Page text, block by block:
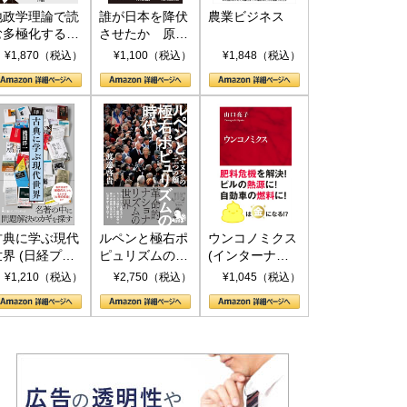
政学理論で読
多極化する世
トランプと
¥1,870（税込）
誰が日本を降伏
させたか 原爆
投下、ソ連参
(PHP新書)
¥1,100（税込）
農業ビジネス
¥1,848（税込）
典に学ぶ現代
界 (日経プレ
アシリーズ)
¥1,210（税込）
ルペンと極右ポ
ピュリズムの時
代：〈ヤヌス〉
¥2,750（税込）
ウンコノミクス
(インターナシ
ョナル新書)
¥1,045（税込）